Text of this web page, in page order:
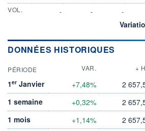
VOL.
- - -
DONNÉES HISTORIQUES
PÉRIODE VAR. +
1er Janvier +7,48% 2
1 semaine
+0,32% 2
1 mois
+1,14% 2